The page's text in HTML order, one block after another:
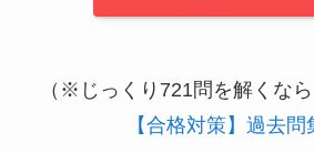
（※じっくり721問を解くな
【合格対策】過去問